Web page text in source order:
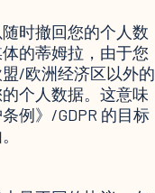
时撤回您的个人数
的蒂姆拉，由于您
/欧洲经济区以外的
个人数据。这意味
例》/GDPR 的目标